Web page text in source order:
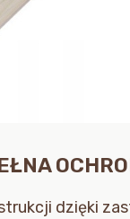
dzięki